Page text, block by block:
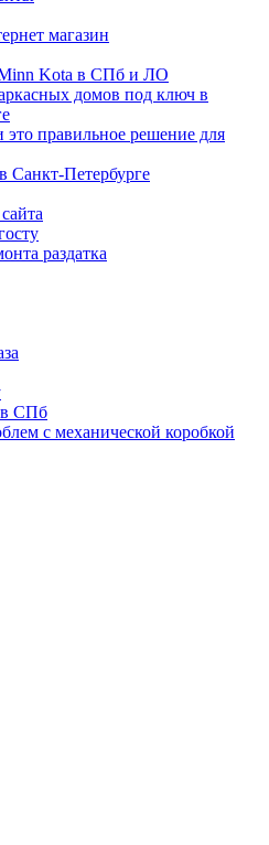
магазин
Kota в СПб и ЛО
домов под ключ в
правильное решение для
Санкт-Петербурге
раздатка
в СПб
с механической коробкой